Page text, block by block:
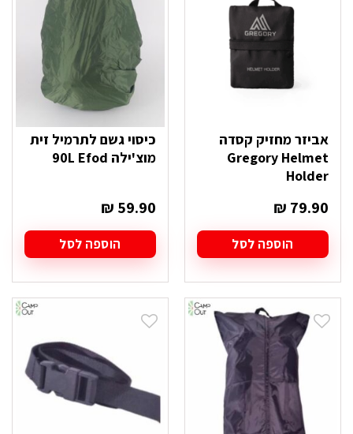
אביזר מחזיק קסדה
Gregory Helmet
Holder
₪ 79.90
הוספה לסל
כיסוי גשם לתרמיל זית
מוצ'ילה 90L Efod
₪ 59.90
הוספה לסל